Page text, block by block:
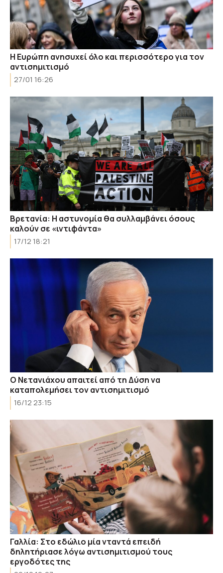
Η Ευρώπη ανησυχεί όλο και περισσότερο για τον
αντισημιτισμό
27/01 16:26
Βρετανία: Η αστυνομία θα συλλαμβάνει όσους
καλούν σε «ιντιφάντα»
17/12 18:21
Ο Νετανιάχου απαιτεί από τη Δύση να
καταπολεμήσει τον αντισημιτισμό
16/12 23:15
Γαλλία: Στο εδώλιο μία νταντά επειδή
δηλητήριασε λόγω αντισημιτισμού τους
εργοδότες της